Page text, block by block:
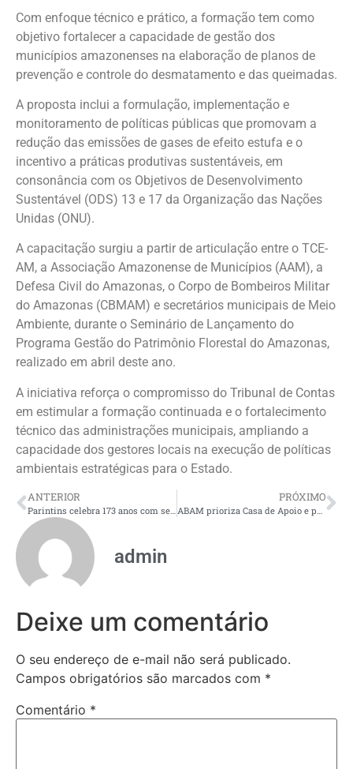
Com enfoque técnico e prático, a formação tem como
objetivo fortalecer a capacidade de gestão dos
municípios amazonenses na elaboração de planos de
prevenção e controle do desmatamento e das queimadas.
A proposta inclui a formulação, implementação e
monitoramento de políticas públicas que promovam a
redução das emissões de gases de efeito estufa e o
incentivo a práticas produtivas sustentáveis, em
consonância com os Objetivos de Desenvolvimento
Sustentável (ODS) 13 e 17 da Organização das Nações
Unidas (ONU).
A capacitação surgiu a partir de articulação entre o TCE-
AM, a Associação Amazonense de Municípios (AAM), a
Defesa Civil do Amazonas, o Corpo de Bombeiros Militar
do Amazonas (CBMAM) e secretários municipais de Meio
Ambiente, durante o Seminário de Lançamento do
Programa Gestão do Patrimônio Florestal do Amazonas,
realizado em abril deste ano.
A iniciativa reforça o compromisso do Tribunal de Contas
em estimular a formação continuada e o fortalecimento
técnico das administrações municipais, ampliando a
capacidade dos gestores locais na execução de políticas
ambientais estratégicas para o Estado.
ANTERIOR
Parintins celebra 173 anos com semana de inaugurações e novas conquistas para cidade e zona rural
PRÓXIMO
ABAM prioriza Casa de Apoio e pensão especial enquanto aguarda aplicabilidade de Leis no Amazonas
admin
Deixe um comentário
O seu endereço de e-mail não será publicado.
Campos obrigatórios são marcados com *
Comentário *